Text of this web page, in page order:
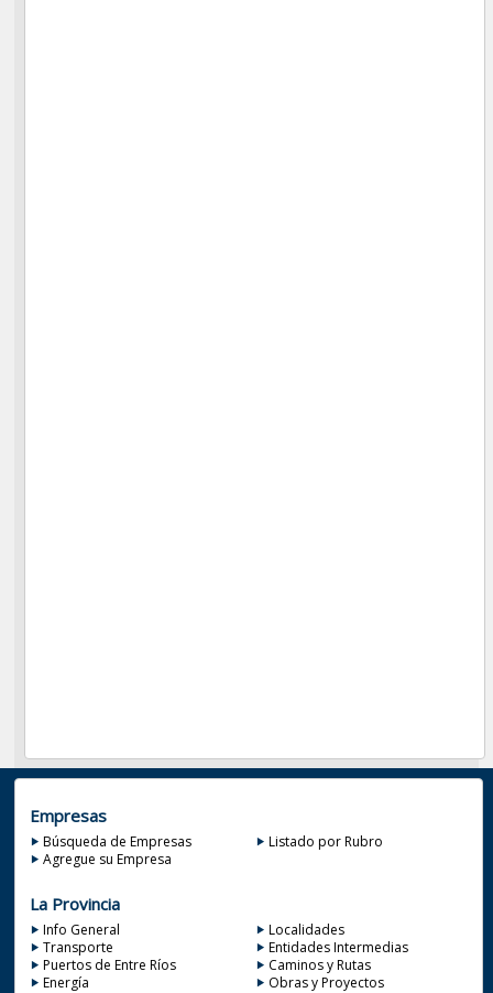
Empresas
Búsqueda de Empresas
Listado por Rubro
Agregue su Empresa
La Provincia
Info General
Localidades
Transporte
Entidades Intermedias
Puertos de Entre Ríos
Caminos y Rutas
Energía
Obras y Proyectos